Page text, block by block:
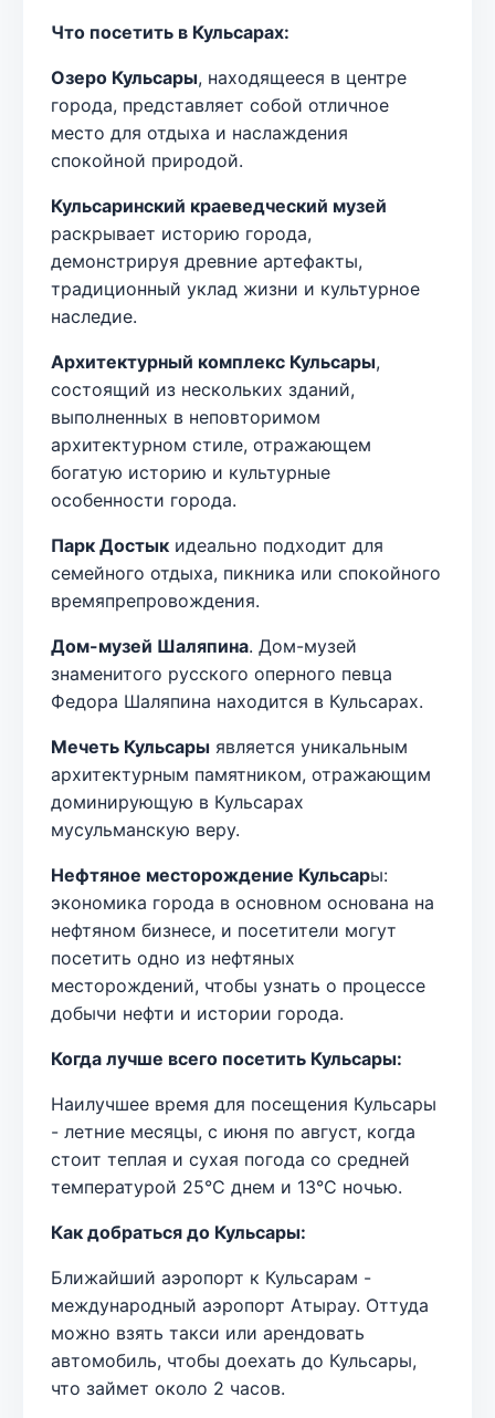
Что посетить в Кульсарах:
Озеро Кульсары, находящееся в центре
города, представляет собой отличное
место для отдыха и наслаждения
спокойной природой.
Кульсаринский краеведческий музей
раскрывает историю города,
демонстрируя древние артефакты,
традиционный уклад жизни и культурное
наследие.
Архитектурный комплекс Кульсары,
состоящий из нескольких зданий,
выполненных в неповторимом
архитектурном стиле, отражающем
богатую историю и культурные
особенности города.
Парк Достык идеально подходит для
семейного отдыха, пикника или спокойного
времяпрепровождения.
Дом-музей Шаляпина. Дом-музей
знаменитого русского оперного певца
Федора Шаляпина находится в Кульсарах.
Мечеть Кульсары является уникальным
архитектурным памятником, отражающим
доминирующую в Кульсарах
мусульманскую веру.
Нефтяное месторождение Кульсары:
экономика города в основном основана на
нефтяном бизнесе, и посетители могут
посетить одно из нефтяных
месторождений, чтобы узнать о процессе
добычи нефти и истории города.
Когда лучше всего посетить Кульсары:
Наилучшее время для посещения Кульсары
- летние месяцы, с июня по август, когда
стоит теплая и сухая погода со средней
температурой 25°C днем и 13°C ночью.
Как добраться до Кульсары:
Ближайший аэропорт к Кульсарам -
международный аэропорт Атырау. Оттуда
можно взять такси или арендовать
автомобиль, чтобы доехать до Кульсары,
что займет около 2 часов.